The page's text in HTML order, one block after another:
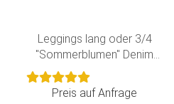
Leggings lang oder 3/4
"Sommerblumen" Denim
Look hellblau
Preis auf Anfrage